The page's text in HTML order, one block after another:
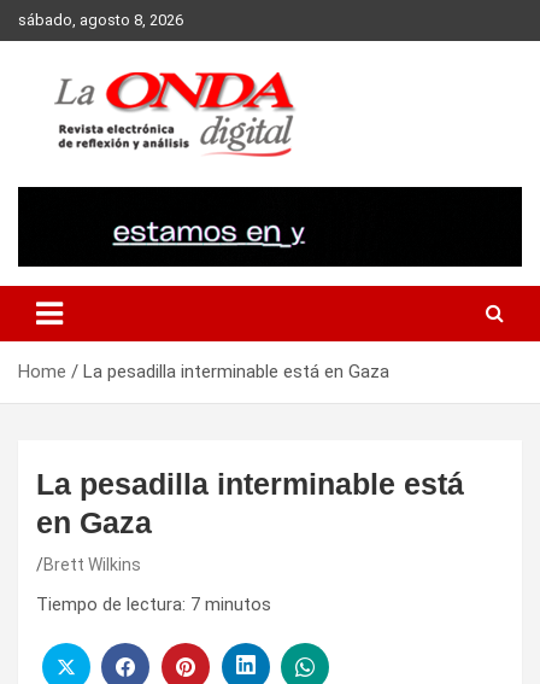
Skip
to
sábado, agosto 8, 2026
Home La pesadilla interminable está en Gaza
La pesadilla interminable está
en Gaza
Brett Wilkins
Tiempo de lectura: 7 minutos